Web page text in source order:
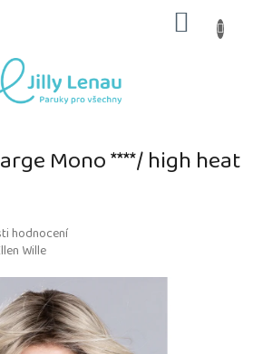
KOŠÍK
Mono ****/ high heat
hodnocení
Wille